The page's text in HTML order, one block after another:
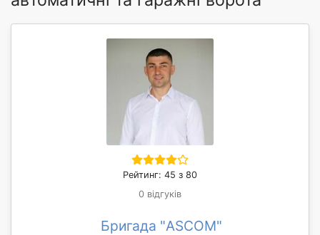
Рейтинг: 45 з 80
0 відгуків
Бригада "ASCOM"